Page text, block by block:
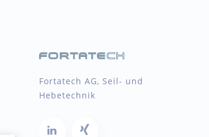
Fortatech AG, Seil- und
Hebetechnik